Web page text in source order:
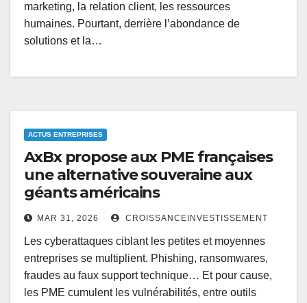
marketing, la relation client, les ressources
humaines. Pourtant, derrière l’abondance de
solutions et la…
ACTUS ENTREPRISES
AxBx propose aux PME françaises
une alternative souveraine aux
géants américains
MAR 31, 2026 CROISSANCEINVESTISSEMENT
Les cyberattaques ciblant les petites et moyennes
entreprises se multiplient. Phishing, ransomwares,
fraudes au faux support technique… Et pour cause,
les PME cumulent les vulnérabilités, entre outils